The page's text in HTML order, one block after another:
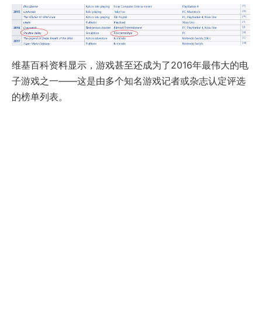
维基百科资料显示，游戏甚至还成为了2016年最伟大的电
子游戏之一——这是由多个知名游戏记者或杂志认定评选
的榜单列表。